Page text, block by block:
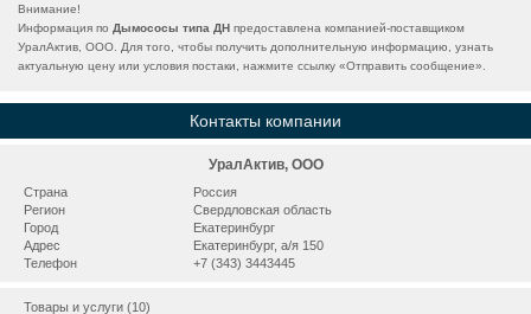
Внимание!
Информация по Дымососы типа ДН предоставлена компанией-поставщиком
УралАктив, ООО. Для того, чтобы получить дополнительную информацию, узнать
актуальную цену или условия постаки, нажмите ссылку «Отправить сообщение».
Контакты компании
УралАктив, ООО
Страна
Россия
Регион
Свердловская область
Город
Екатеринбург
Адрес
Екатеринбург, а/я 150
Телефон
+7 (343) 3443445
Товары и услуги (10)